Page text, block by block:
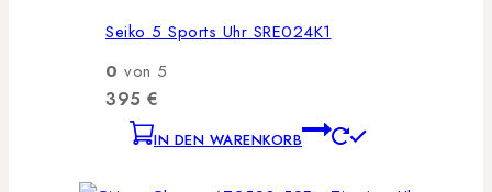
Seiko 5 Sports Uhr SRE024K1
0 von 5
395 €
IN DEN WARENKORB